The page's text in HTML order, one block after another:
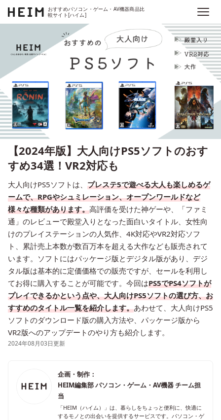
おすすめパソコン・ゲーム・AV機器商品比
較サイト[ハイム]
【2024年版】大人向けPS5ソフトのおす
すめ34選！VR2対応も
大人向けPS5ソフトは、 プレステ5で遊べる大人も楽しめるゲ
ームで、RPGやシュミレーション、オープンワールドなど
様々な種類があります。高評価を受けた神ゲーや、「ファミ
通」のレビューで殿堂入りとなった面白いタイトル、女性向
けのプレイステーションの人気作、4K対応やVR2対応ソフ
ト、累計売上本数が数百万本を超える大作なども販売されて
います。ソフトにはパッケージ版とデジタル版があり、デジ
タル版は基本的に定価価格での販売ですが、セールを利用し
てお得に購入することが可能です。今回はPS5でPS4ソフトが
プレイできるかという点や、大人向けPS5ソフトの選び方、お
すすめのタイトル一覧を紹介します。あわせて、大人向けPS5
ソフトのダウンロード版の購入方法や、パッケージ版から
VR2版へのアップデートのやり方も紹介します。
2024年08月03日更新
企画・制作：
HEIM編集部 パソコン・ゲーム・AV機器 チーム担
当
「HEIM（ハイム）」は、暮らしをちょっと便利に、快適に
するモノとの出会いを提供するサービスです。パソコン・ゲ